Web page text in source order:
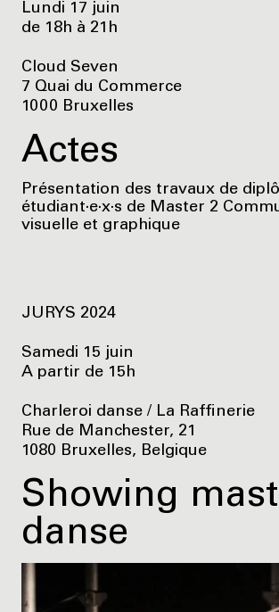
Lundi 17 juin
de 18h à 21h
Cloud Seven
7 Quai du Commerce
1000 Bruxelles
Actes
Présentation des travaux de
étudiant·e·x·s de Master 2
visuelle et graphique
JURYS 2024
Samedi 15 juin
A partir de 15h
Charleroi danse / La Raffinerie
Rue de Manchester, 21
1080 Bruxelles, Belgique
Showing
danse